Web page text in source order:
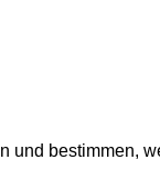
und bestimmen,